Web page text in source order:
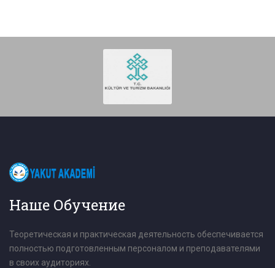
Наше Обучение
Теоретическая и практическая деятельность обеспечивается
полностью подготовленным персоналом и преподавателями
в своих аудиториях.